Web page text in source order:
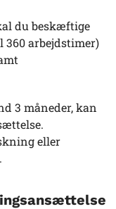
du beskæftige
360 arbejdstimer)
3 måneder, kan
eller